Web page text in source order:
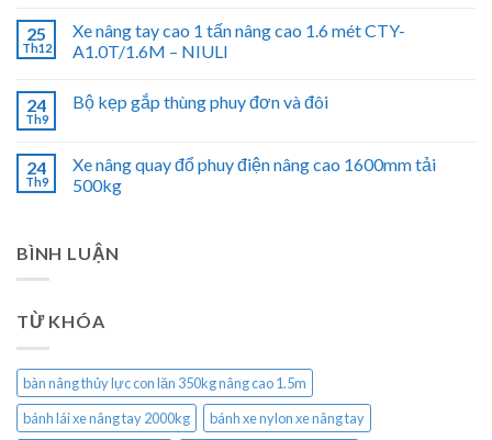
25
Th12
Xe nâng tay cao 1 tấn nâng cao 1.6 mét CTY-
A1.0T/1.6M – NIULI
24
Th9
Bộ kẹp gắp thùng phuy đơn và đôi
24
Th9
Xe nâng quay đổ phuy điện nâng cao 1600mm tải
500kg
BÌNH LUẬN
TỪ KHÓA
bàn nâng thủy lực con lăn 350kg nâng cao 1.5m
bánh lái xe nâng tay 2000kg
bánh xe nylon xe nâng tay